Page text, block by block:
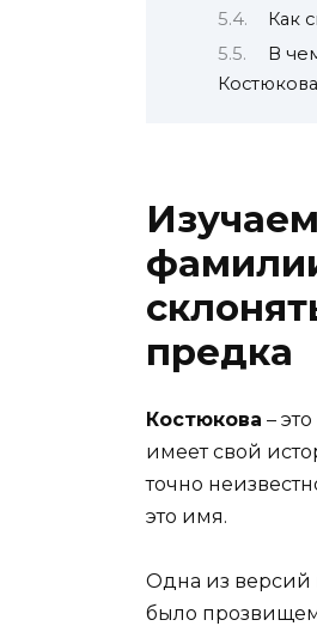
Как
В
предка
Костюкова –
имеет свой
точно
это имя.
Одна из версий
было